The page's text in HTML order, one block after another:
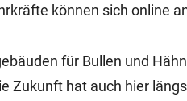
können sich online
für Bullen und
Zukunft hat auch hier